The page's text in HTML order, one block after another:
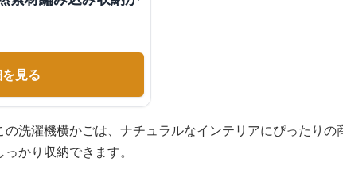
見る
洗濯機横かごは、ナチュラルなインテリアにぴったりの
かり収納できます。